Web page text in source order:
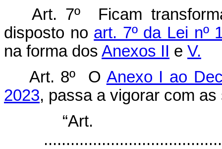
Art. 7º Ficam
disposto no art. 7º da Lei nº
na forma dos Anexos II e V.
Art. 8º O Anexo I ao
2023, passa a vigorar com